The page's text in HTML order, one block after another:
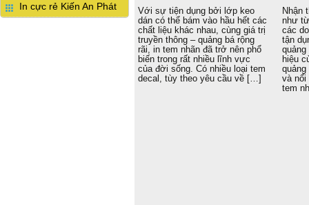
Với sự tiện dụng bởi lớp keo
dán có thể bám vào hầu hết các
chất liệu khác nhau, cùng giá trị
truyền thông – quảng bá rộng
rãi, in tem nhãn đã trở nên phổ
biến trong rất nhiều lĩnh vực
của đời sống. Có nhiều loại tem
decal, tùy theo yêu cầu về […]
Nhận
như
các
tận
hiệu
và nổi
tem
In cực rẻ Kiến An Phát